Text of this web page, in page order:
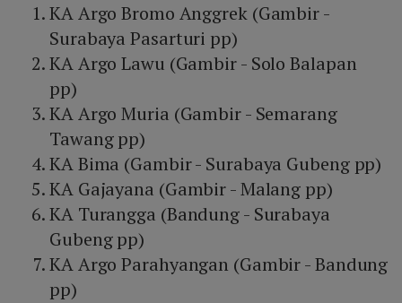
KA Argo Bromo Anggrek (Gambir -
Surabaya Pasarturi pp)
KA Argo Lawu (Gambir - Solo Balapan
pp)
KA Argo Muria (Gambir - Semarang
Tawang pp)
KA Bima (Gambir - Surabaya Gubeng pp)
KA Gajayana (Gambir - Malang pp)
KA Turangga (Bandung - Surabaya
Gubeng pp)
KA Argo Parahyangan (Gambir - Bandung
pp)